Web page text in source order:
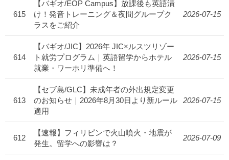
615
【バギオ/EOP Campus】放課後も英語漬
け！発音トレーニング＆夜間グループク
ラスをご紹介
2026-07-15
614
【バギオ/JIC】2026年 JIC×ルスツリゾー
ト就労プログラム｜英語留学からホテル
就業・ワーホリ準備へ！
2026-07-15
613
【セブ島/GLC】未成年者の外出規定変更
のお知らせ｜2026年8月30日より新ルール
適用
2026-07-15
612
【速報】フィリピンで火山噴火・地震が
発生。留学への影響は？
2026-07-09